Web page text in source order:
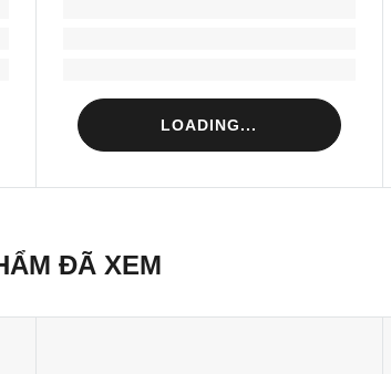
LOADING...
ĐÃ XEM